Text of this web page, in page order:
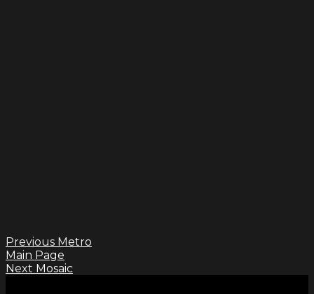
Previous Metro
Main Page
Next Mosaic